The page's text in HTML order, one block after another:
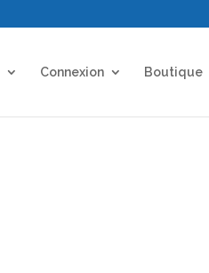
Connexion Boutique